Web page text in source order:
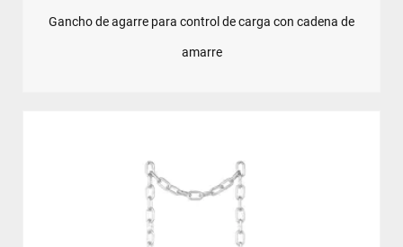
Gancho de agarre para control de carga con cadena de
amarre